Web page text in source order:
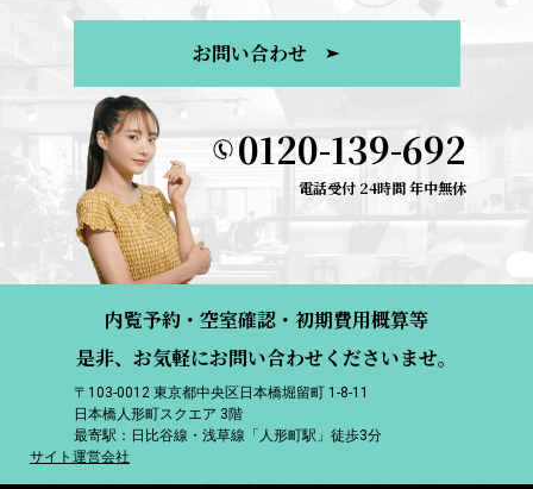
お問い合わせ
0120-139-692
電話受付 24時間 年中無休
内覧予約・空室確認・初期費用概算等
是非、お気軽にお問い合わせくださいませ。
〒103-0012 東京都中央区日本橋堀留町 1-8-11
日本橋人形町スクエア 3階
最寄駅：日比谷線・浅草線「人形町駅」徒歩3分
サイト運営会社